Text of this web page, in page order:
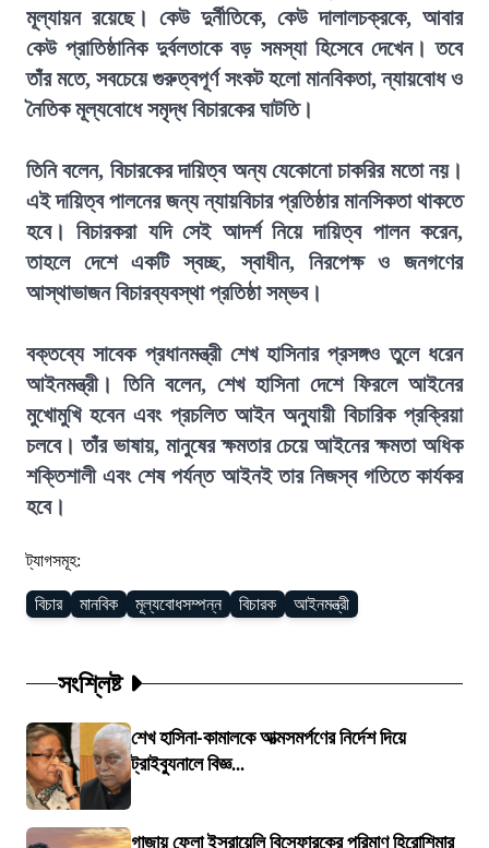
মূল্যায়ন রয়েছে। কেউ দুর্নীতিকে, কেউ দালালচক্রকে, আবার
কেউ প্রাতিষ্ঠানিক দুর্বলতাকে বড় সমস্যা হিসেবে দেখেন। তবে
তাঁর মতে, সবচেয়ে গুরুত্বপূর্ণ সংকট হলো মানবিকতা, ন্যায়বোধ ও
নৈতিক মূল্যবোধে সমৃদ্ধ বিচারকের ঘাটতি।
তিনি বলেন, বিচারকের দায়িত্ব অন্য যেকোনো চাকরির মতো নয়।
এই দায়িত্ব পালনের জন্য ন্যায়বিচার প্রতিষ্ঠার মানসিকতা থাকতে
হবে। বিচারকরা যদি সেই আদর্শ নিয়ে দায়িত্ব পালন করেন,
তাহলে দেশে একটি স্বচ্ছ, স্বাধীন, নিরপেক্ষ ও জনগণের
আস্থাভাজন বিচারব্যবস্থা প্রতিষ্ঠা সম্ভব।
বক্তব্যে সাবেক প্রধানমন্ত্রী শেখ হাসিনার প্রসঙ্গও তুলে ধরেন
আইনমন্ত্রী। তিনি বলেন, শেখ হাসিনা দেশে ফিরলে আইনের
মুখোমুখি হবেন এবং প্রচলিত আইন অনুযায়ী বিচারিক প্রক্রিয়া
চলবে। তাঁর ভাষায়, মানুষের ক্ষমতার চেয়ে আইনের ক্ষমতা অধিক
শক্তিশালী এবং শেষ পর্যন্ত আইনই তার নিজস্ব গতিতে কার্যকর
হবে।
ট্যাগসমূহ:
বিচার মানবিক মূল্যবোধসম্পন্ন বিচারক আইনমন্ত্রী
সংশ্লিষ্ট
শেখ হাসিনা-কামালকে আত্মসমর্পণের নির্দেশ দিয়ে
ট্রাইব্যুনালে বিজ্ঞ...
গাজায় ফেলা ইসরায়েলি বিস্ফোরকের পরিমাণ হিরোশিমার